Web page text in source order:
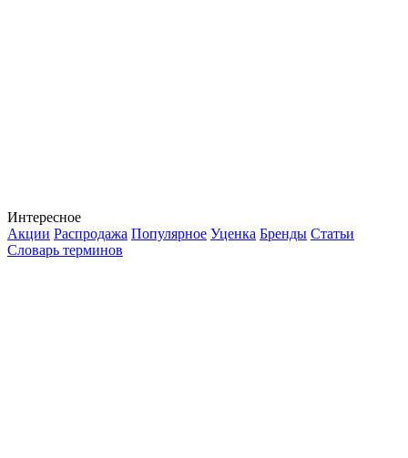
Интересное
Акции Распродажа Популярное Уценка Бренды Статьи
Словарь терминов